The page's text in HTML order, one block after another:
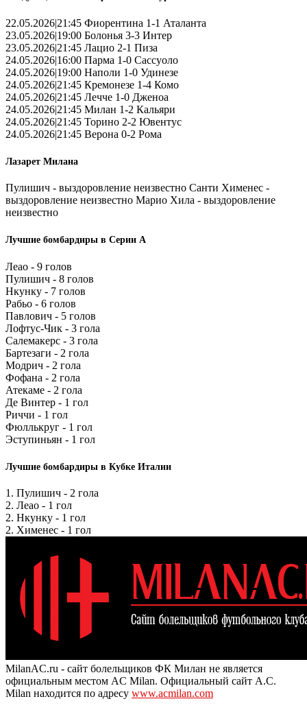
22.05.2026|21:45 Фиорентина 1-1 Аталанта
23.05.2026|19:00 Болонья 3-3 Интер
23.05.2026|21:45 Лацио 2-1 Пиза
24.05.2026|16:00 Парма 1-0 Сассуоло
24.05.2026|19:00 Наполи 1-0 Удинезе
24.05.2026|21:45 Кремонезе 1-4 Комо
24.05.2026|21:45 Лечче 1-0 Дженоа
24.05.2026|21:45 Милан 1-2 Кальяри
24.05.2026|21:45 Торино 2-2 Ювентус
24.05.2026|21:45 Верона 0-2 Рома
Лазарет Милана
Пулишич - выздоровление неизвестно Санти Хименес -
выздоровление неизвестно Марио Хила - выздоровление
неизвестно
Лучшие бомбардиры в Серии А
Леао - 9 голов
Пулишич - 8 голов
Нкунку - 7 голов
Рабьо - 6 голов
Павлович - 5 голов
Лофтус-Чик - 3 гола
Салемакерс - 3 гола
Бартезаги - 2 гола
Модрич - 2 гола
Фофана - 2 гола
Атекаме - 2 гола
Де Винтер - 1 гол
Риччи - 1 гол
Фюллькруг - 1 гол
Эступиньян - 1 гол
Лучшие бомбардиры в Кубке Италии
1. Пулишич - 2 гола
2. Леао - 1 гол
2. Нкунку - 1 гол
2. Хименес - 1 гол
MilanAC.ru - сайт болельщиков ФК Милан не является
официальным местом AC Milan. Официальный сайт A.C.
Milan находится по адресу www.acmilan.com